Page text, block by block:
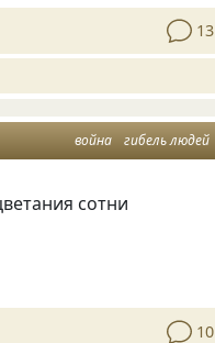
13
война гибель людей
сотни
10